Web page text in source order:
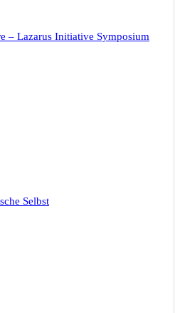
– Lazarus Initiative Symposium
Selbst